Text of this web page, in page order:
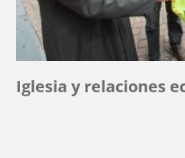
Iglesia y relaciones